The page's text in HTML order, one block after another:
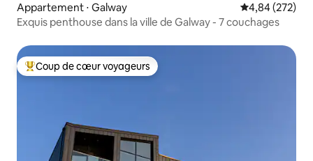
Appartement ⋅ Galway Évaluation
4,84 (272)
Exquis penthouse dans la ville de Galway - 7 couchages
Coups de cœur voyageurs les plus appréciés
Coup de cœur voyageurs